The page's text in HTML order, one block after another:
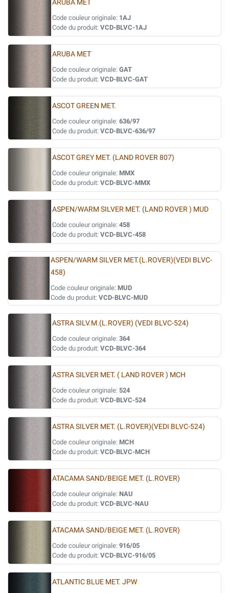
ARUBA MET
Code couleur originale: 1AJ
Code du produit: VCD-BLVC-1AJ
ARUBA MET
Code couleur originale: GAT
Code du produit: VCD-BLVC-GAT
ASCOT GREEN MET.
Code couleur originale: 636/97
Code du produit: VCD-BLVC-636/97
ASCOT GREY MET. (LAND ROVER 807)
Code couleur originale: MMX
Code du produit: VCD-BLVC-MMX
ASPEN/WARM SILVER MET. (LAND ROVER ) MUD
Code couleur originale: 458
Code du produit: VCD-BLVC-458
ASPEN/WARM SILVER MET.(L.ROVER)(VEDI BLVC-
458)
Code couleur originale: MUD
Code du produit: VCD-BLVC-MUD
ASTRA SILV.M.(L.ROVER) (VEDI BLVC-524)
Code couleur originale: 364
Code du produit: VCD-BLVC-364
ASTRA SILVER MET. ( LAND ROVER ) MCH
Code couleur originale: 524
Code du produit: VCD-BLVC-524
ASTRA SILVER MET. (L.ROVER)(VEDI BLVC-524)
Code couleur originale: MCH
Code du produit: VCD-BLVC-MCH
ATACAMA SAND/BEIGE MET. (L.ROVER)
Code couleur originale: NAU
Code du produit: VCD-BLVC-NAU
ATACAMA SAND/BEIGE MET. (L.ROVER)
Code couleur originale: 916/05
Code du produit: VCD-BLVC-916/05
ATLANTIC BLUE MET. JPW